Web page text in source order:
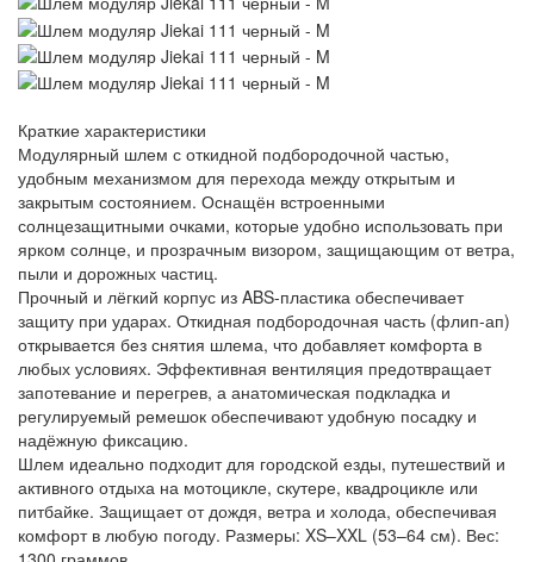
Краткие характеристики
Модулярный шлем с откидной подбородочной частью,
удобным механизмом для перехода между открытым и
закрытым состоянием. Оснащён встроенными
солнцезащитными очками, которые удобно использовать при
ярком солнце, и прозрачным визором, защищающим от ветра,
пыли и дорожных частиц.
Прочный и лёгкий корпус из ABS-пластика обеспечивает
защиту при ударах. Откидная подбородочная часть (флип-ап)
открывается без снятия шлема, что добавляет комфорта в
любых условиях. Эффективная вентиляция предотвращает
запотевание и перегрев, а анатомическая подкладка и
регулируемый ремешок обеспечивают удобную посадку и
надёжную фиксацию.
Шлем идеально подходит для городской езды, путешествий и
активного отдыха на мотоцикле, скутере, квадроцикле или
питбайке. Защищает от дождя, ветра и холода, обеспечивая
комфорт в любую погоду. Размеры: XS–XXL (53–64 см). Вес: